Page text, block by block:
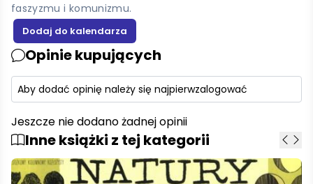
faszyzmu i komunizmu.
Opinie kupujących
Aby dodać opinię należy się najpierwzalogować
Jeszcze nie dodano żadnej opinii
Inne książki z tej kategorii